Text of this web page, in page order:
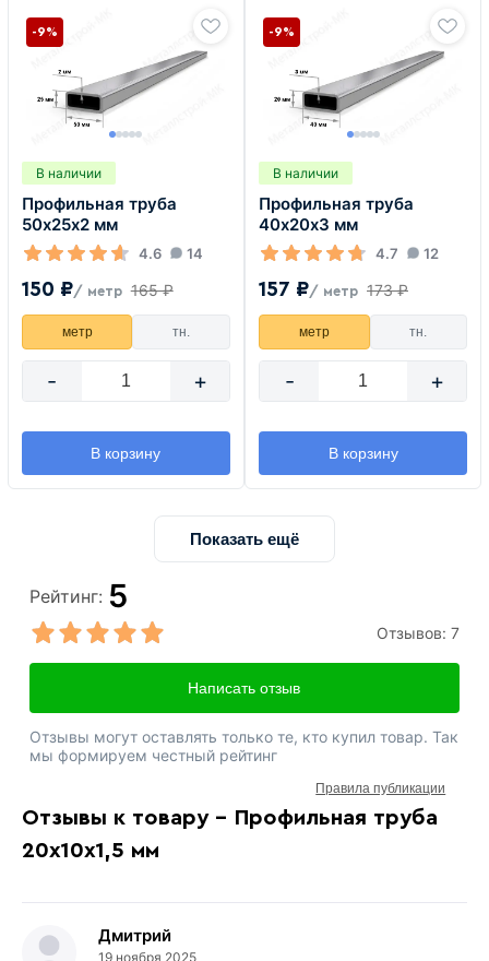
В наличии
Профильная труба
50х25х2 мм
4.6 14
150 ₽/ метр 165 ₽
-9%
метр тн.
- +
В корзину
В наличии
Профильная труба
40х20х3 мм
4.7 12
157 ₽/ метр 173 ₽
-9%
метр тн.
- +
В корзину
Показать ещё
Отзывы к товару - Профильная труба
20х10х1,5 мм
Дмитрий
19 ноября 2025
Рейтинг: 5
Отзывов: 7
Написать отзыв
Отзывы могут оставлять только те, кто купил товар. Так
мы формируем честный рейтинг
Правила публикации